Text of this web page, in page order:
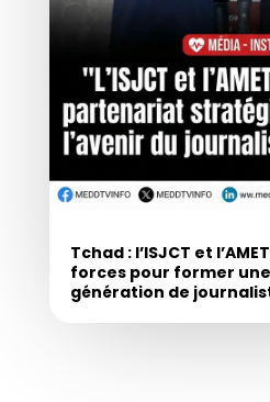
Tchad : l’ISJCT et
forces pour former
génération de